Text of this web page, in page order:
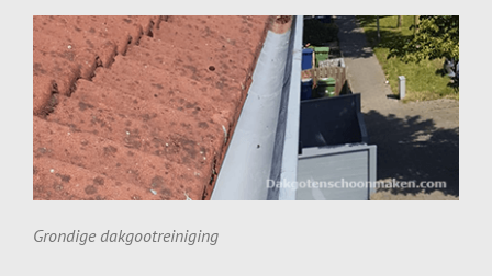
Grondige dakgootreiniging